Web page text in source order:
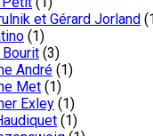
et Gérard Jorland
(1)
(3)
André (1)
Met (1)
Exley (1)
(1)